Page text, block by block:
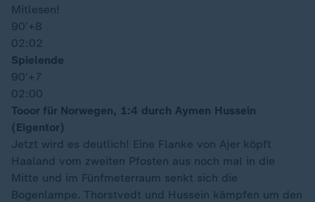
Mitlesen!
90′ +8
02:02
Spielende
90′ +7
02:00
Tooor für Norwegen, 1:4 durch Aymen Hussein
(Eigentor)
Jetzt wird es deutlich! Eine Flanke von Ajer köpft
Haaland vom zweiten Pfosten aus noch mal in die
Mitte und im Fünfmeterraum senkt sich die
Bogenlampe. Thorstvedt und Hussein kämpfen um den